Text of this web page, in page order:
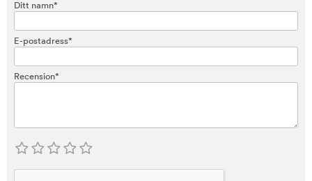
Ditt namn*
E-postadress*
Recension*